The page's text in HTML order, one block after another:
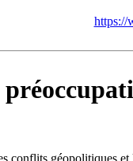
https://
conflits géopolitiques